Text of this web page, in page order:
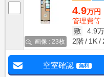
画像 : 23枚
4.9万円
管理費等
敷
4.9万
2階
1K
空室確認 無料